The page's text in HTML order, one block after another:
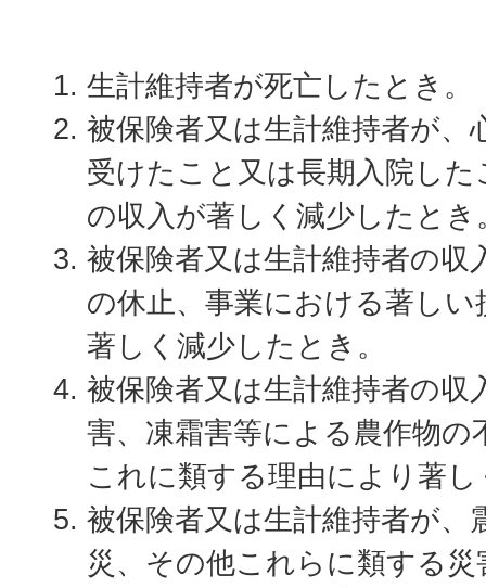
生計維持者が死亡したとき。
被保険者又は生計維持者が、
受けたこと又は長期入院し
の収入が著しく減少したとき
被保険者又は生計維持者の収
の休止、事業における著し
著しく減少したとき。
被保険者又は生計維持者の収
害、凍霜害等による農作物の
これに類する理由により著
被保険者又は生計維持者が、
災、その他これらに類する